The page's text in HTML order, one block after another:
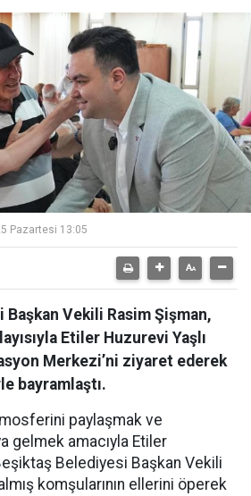
Pazartesi 13:05
Başkan Vekili Rasim Şişman,
Etiler Huzurevi Yaşlı
Merkezi’ni ziyaret ederek
bayramlaştı.
paylaşmak ve
gelmek amacıyla Etiler
Belediyesi Başkan Vekili
komşularının ellerini öperek